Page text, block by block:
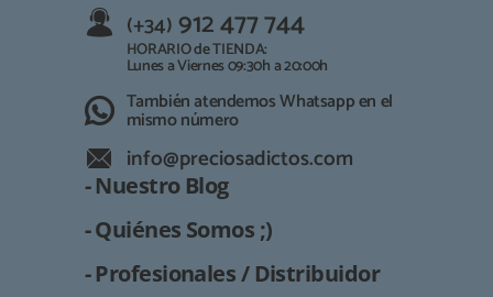
(+34) 912 477 744
HORARIO de TIENDA:
Lunes a Viernes 09:30h a 20:00h
También atendemos Whatsapp en el
mismo número
info@preciosadictos.com
- Nuestro Blog
- Quiénes Somos ;)
- Profesionales / Distribuidor